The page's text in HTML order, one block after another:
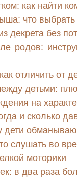
как найти
что выбрать
декрета без
родов:
отличить от
детьми:
на
и сколько
дети
слушать во
моторики
в два раза